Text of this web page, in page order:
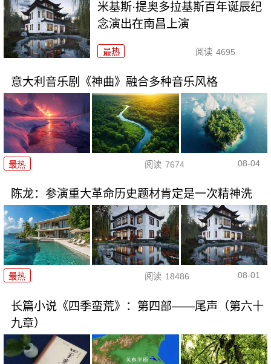
米基斯·提奥多拉基斯百年诞辰纪
念演出在南昌上演
最热 阅读 4695
意大利音乐剧《神曲》融合多种音乐风格
最热 阅读 7674 08-04
陈龙：参演重大革命历史题材肯定是一次精神洗
最热 阅读 18486 08-01
长篇小说《四季蛮荒》：第四部——尾声（第六十
九章）